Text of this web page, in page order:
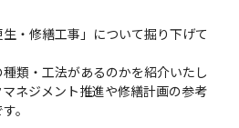
・修繕工事」について掘り下げて
類・工法があるのかを紹介いたし
ネジメント推進や修繕計画の参考
。